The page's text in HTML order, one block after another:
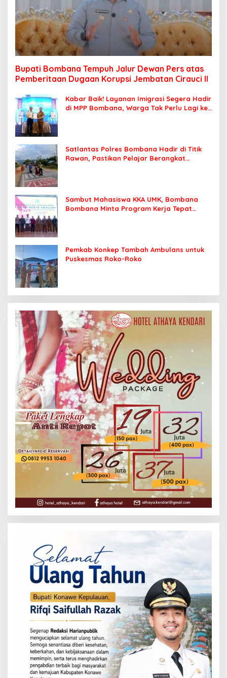
Bupati Bombana Tempuh Jalur Dewan Pers atas
Pemberitaan Dugaan Korupsi Jembatan Cirauci II
Kabar Baik! Layanan Imigrasi Segera Hadir
di MPP Bombana, Warga Tak Perlu Lagi ke
Satlantas Polres Bombana Hadir di Titik
Rawan, Pastikan Pelajar Berangkat
Sambut Mahasiswa KKA UMK, Bombana
Bombana Minta Program Kerja Tepat
Pemkab Konkep Tambah Ambulans untuk
Puskesmas Roko-Roko